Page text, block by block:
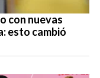
con nuevas
esto cambió